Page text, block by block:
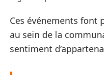
Ces événements font
au sein de la
sentiment